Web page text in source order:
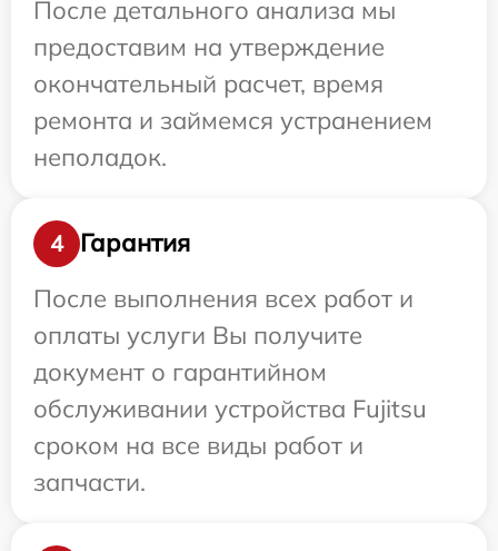
После детального анализа мы
предоставим на утверждение
окончательный расчет, время
ремонта и займемся устранением
неполадок.
4
Гарантия
После выполнения всех работ и
оплаты услуги Вы получите
документ о гарантийном
обслуживании устройства Fujitsu
сроком на все виды работ и
запчасти.